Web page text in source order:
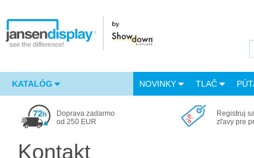
KATALÓG NOVINKY TLAČ
Doprava zadarmo
od 250 EUR
Registruj
zľavy pre
Kontakt